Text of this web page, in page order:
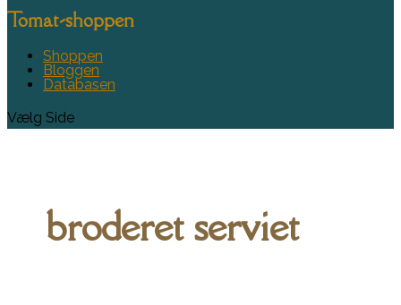
Tomat-shoppen
Shoppen
Bloggen
Databasen
Vælg Side
broderet serviet